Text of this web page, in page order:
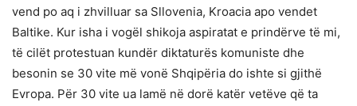
vend po aq i zhvilluar sa Sllovenia, Kroacia apo vendet
Baltike. Kur isha i vogël shikoja aspiratat e prindërve të mi,
të cilët protestuan kundër diktaturës komuniste dhe
besonin se 30 vite më vonë Shqipëria do ishte si gjithë
Evropa. Për 30 vite ua lamë në dorë katër vetëve që ta